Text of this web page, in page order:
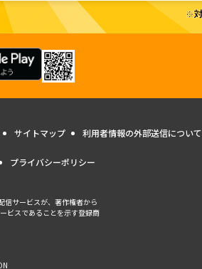
サイトマップ 利用者情報の外部送信について
プライバシーポリシー
信サービスが、著作権者から
ビスであることを示す登録商